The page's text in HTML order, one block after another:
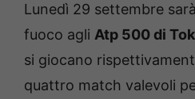
Lunedì 29 settembre
fuoco agli Atp 500 di
si giocano
quattro match valevoli